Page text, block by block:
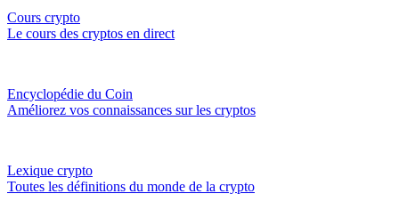
Cours crypto
Le cours des cryptos en direct
Encyclopédie du Coin
Améliorez vos connaissances sur les cryptos
Lexique crypto
Toutes les définitions du monde de la crypto